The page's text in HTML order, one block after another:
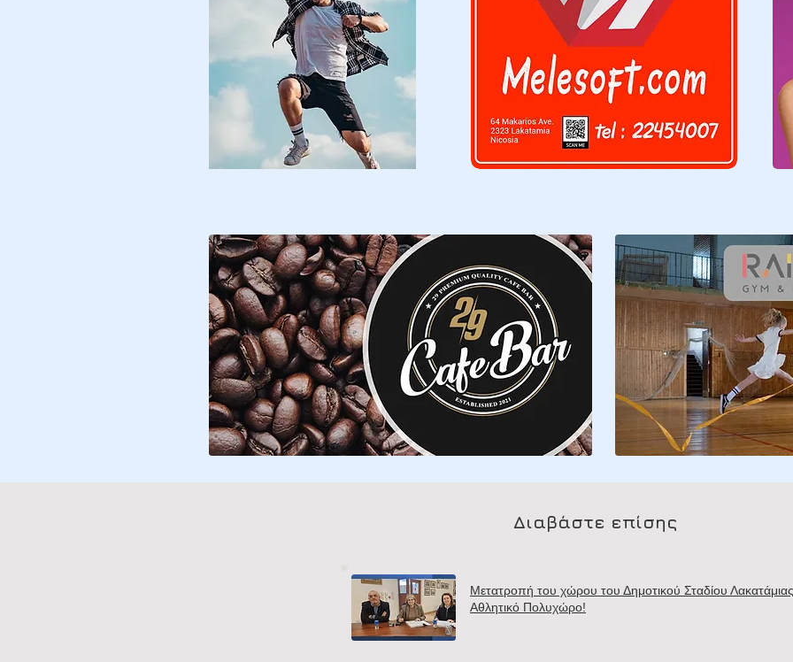
Διαβάστε επίσης
Μετατροπή του χώρου του Δημοτικού Σταδίου
Αθλητικό Πολυχώρο!